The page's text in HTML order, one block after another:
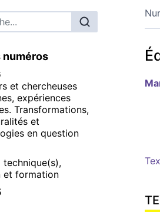
numéros
et chercheuses
expériences
Transformations,
et
en question
technique(s),
et formation